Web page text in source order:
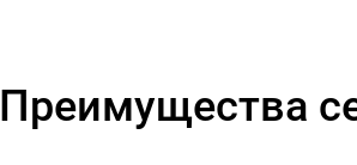
Преимущества